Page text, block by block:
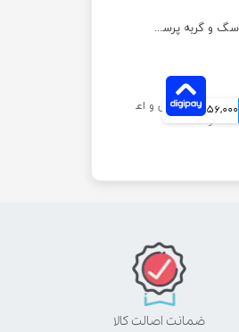
شیر خشک سگ و گربه پرسا وزن 450 گرم
156,000 تومانی
ضمانت اصالت کالا